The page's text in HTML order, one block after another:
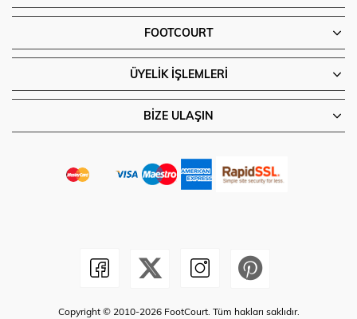
FOOTCOURT
ÜYELIK İŞLEMLERI
BIZE ULAŞIN
Copyright © 2010-2026 FootCourt. Tüm hakları saklıdır.